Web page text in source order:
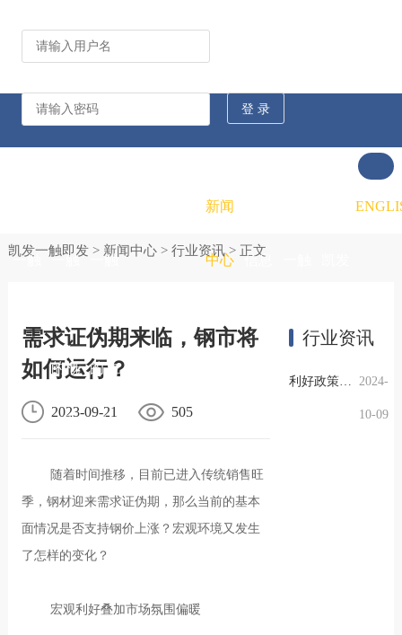
一触 一触
的概
况
一触
的文
化
新闻
中心 信息
凯发一触即发> 新闻中心> 行业资讯> 正文
需求证伪期来临，钢市将
如何运行？
2023-09-21 505
随着时间推移，目前已进入传统销售旺
季，钢材迎来需求证伪期，那么当前的基本
面情况是否支持钢价上涨？宏观环境又发生
了怎样的变化？
宏观利好叠加市场氛围偏暖
行业资讯
利好政策提振钢市信心，四季度行业需求或小幅上升 2024-
10-09